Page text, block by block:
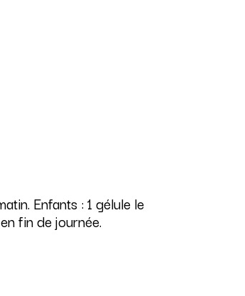
Enfants : 1 gélule le
fin de journée.